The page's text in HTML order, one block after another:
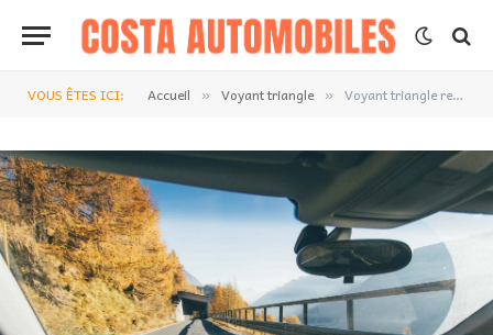
VOUS ÊTES ICI: Accueil » Voyant triangle » Voyant triangle reste allumé sur une Audi A7 : Que faire ?